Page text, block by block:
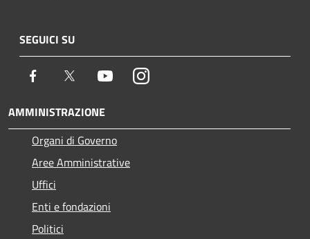
SEGUICI SU
Facebook Twitter YoutubeInstagram
AMMINISTRAZIONE
Organi di Governo
Aree Amministrative
Uffici
Enti e fondazioni
Politici